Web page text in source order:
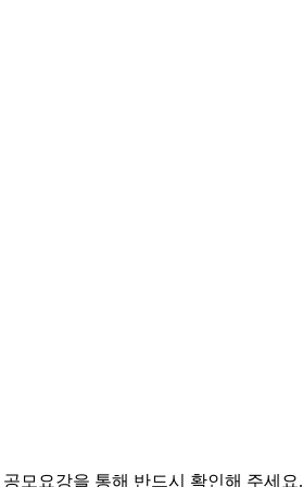
모요강을 통해 반드시 확인해 주세요.